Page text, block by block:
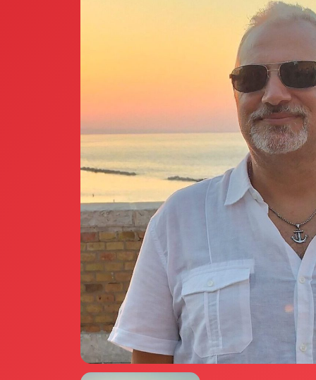
La fondatrice Valeria